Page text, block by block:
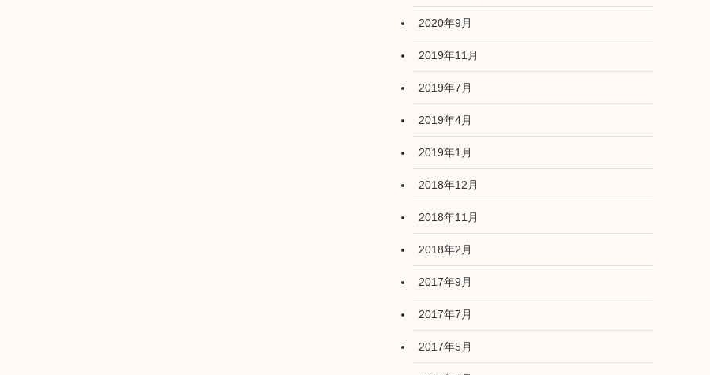
2020年9月
2019年11月
2019年7月
2019年4月
2019年1月
2018年12月
2018年11月
2018年2月
2017年9月
2017年7月
2017年5月